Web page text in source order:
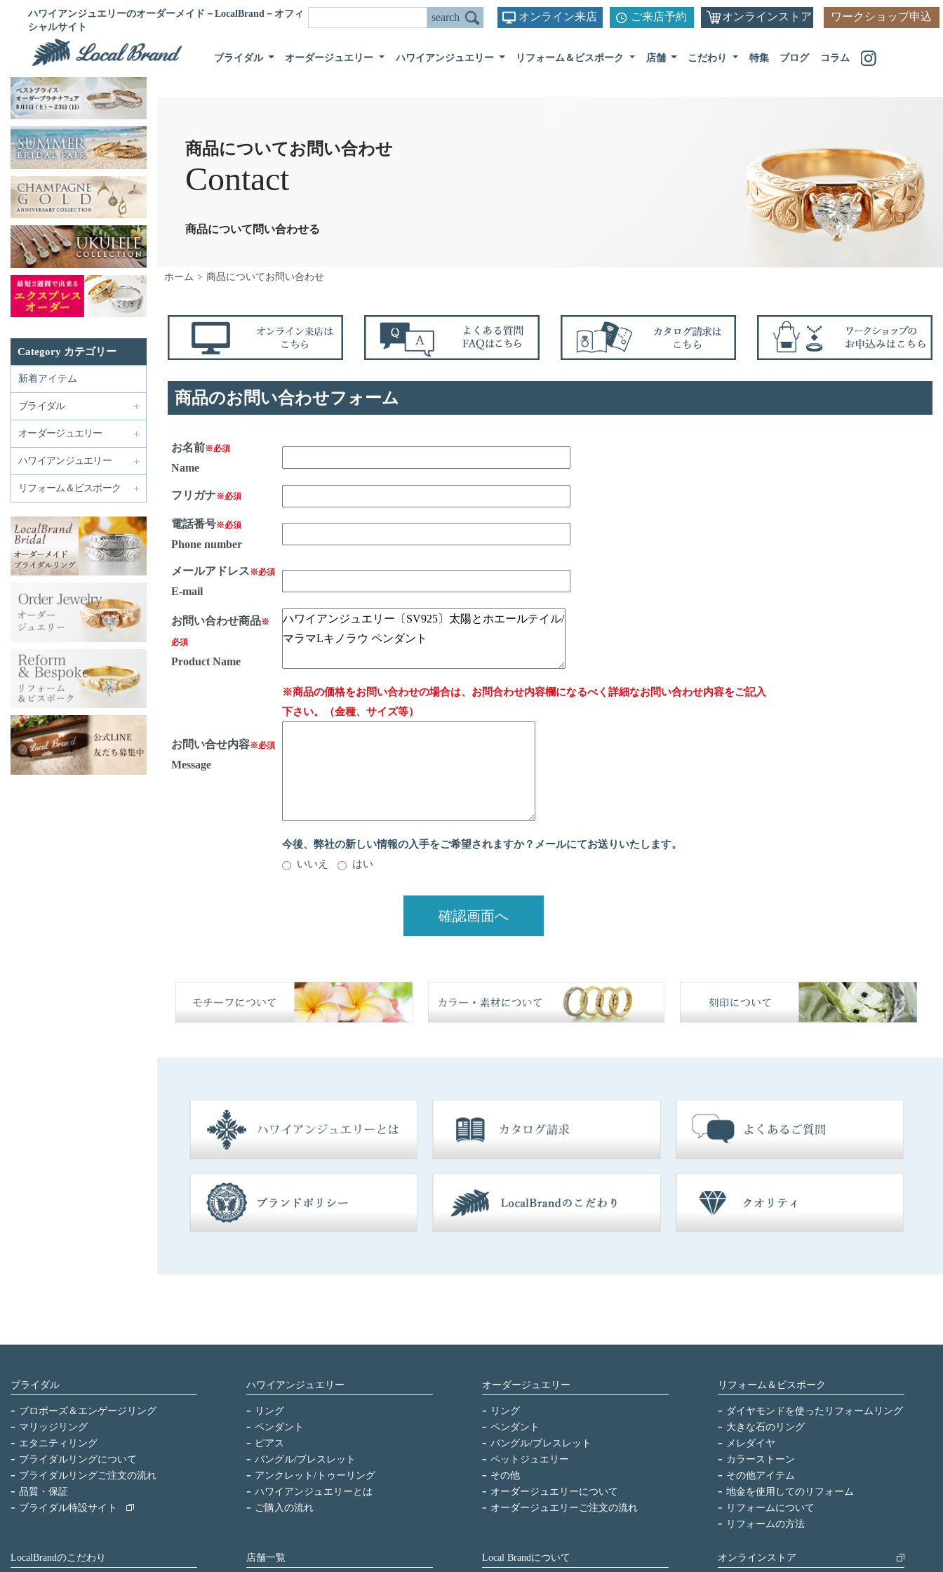
ハワイアンジュエリーのオーダーメイド－LocalBrand－オフィ
シャルサイト
オンライン来店 ご来店予約 オンラインストア ワークショップ申込
ブライダル オーダージュエリー ハワイアンジュエリー リフォーム＆ビスポーク 店舗 こだわり 特集 ブログ コラム
Category カテゴリー
新着アイテム
ブライダル
オーダージュエリー
ハワイアンジュエリー
リフォーム＆ビスポーク
商品についてお問い合わせ
Contact
商品について問い合わせる
ホーム 商品についてお問い合わせ
商品のお問い合わせフォーム
お名前※必須
Name
フリガナ※必須
電話番号※必須
Phone number
メールアドレス※必須
E-mail
お問い合わせ商品※
必須
Product Name
お問い合せ内容※必須
Message
※商品の価格をお問い合わせの場合は、お問合わせ内容欄になるべく詳細なお問い合わせ内容をご記入
下さい。（金種、サイズ等）
今後、弊社の新しい情報の入手をご希望されますか？メールにてお送りいたします。
いいえ
はい
確認画面へ
ブライダル
プロポーズ＆エンゲージリング
マリッジリング
エタニティリング
ブライダルリングについて
ブライダルリングご注文の流れ
品質・保証
ブライダル特設サイト
ハワイアンジュエリー
リング
ペンダント
ピアス
バングル/ブレスレット
アンクレット/トゥーリング
ハワイアンジュエリーとは
ご購入の流れ
オーダージュエリー
リング
ペンダント
バングル/ブレスレット
ペットジュエリー
その他
オーダージュエリーについて
オーダージュエリーご注文の流れ
リフォーム＆ビスポーク
ダイヤモンドを使ったリフォームリング
大きな石のリング
メレダイヤ
カラーストーン
その他アイテム
地金を使用してのリフォーム
リフォームについて
リフォームの方法
LocalBrandのこだわり 店舗一覧 Local Brandについて オンラインストア